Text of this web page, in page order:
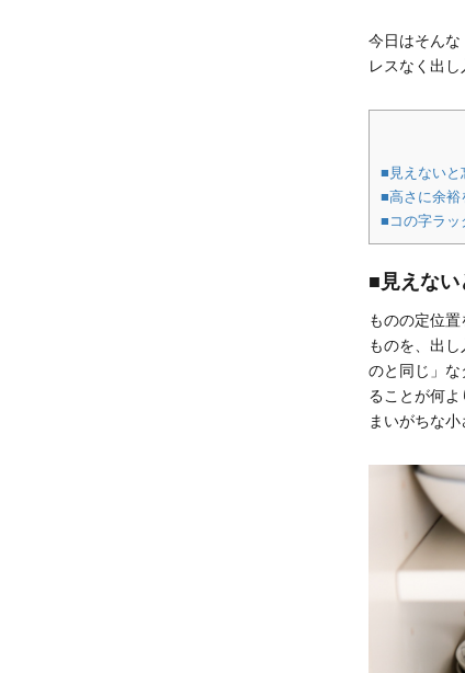
今日はそんな
レスなく出し
■見えないと
■高さに余裕
■コの字ラッ
■見えない
ものの定位
ものを、出
のと同じ」な
ることが何
まいがちな